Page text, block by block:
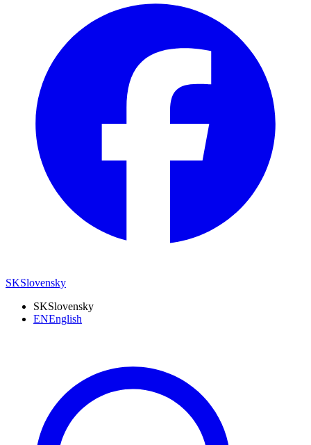
SKSlovensky
SKSlovensky
ENEnglish